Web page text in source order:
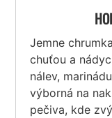
Jemne
chuťou a
nálev,
výborná na
pečiva, kde